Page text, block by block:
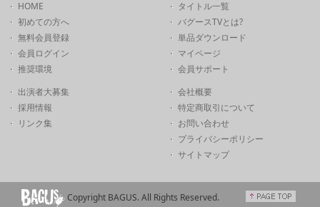
HOME
初めての方へ
無料会員登録
会員ログイン
推奨環境
タイトル一覧
バグースTVとは?
単品ダウンロード
マイページ
会員サポート
出演者大募集
採用情報
リンク集
会社概要
特定商取引について
お問い合わせ
プライバシーポリシー
サイトマップ
Copyright BAGUS. All Rights Reserved.